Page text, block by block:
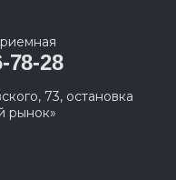
78-28
73, остановка
рынок»